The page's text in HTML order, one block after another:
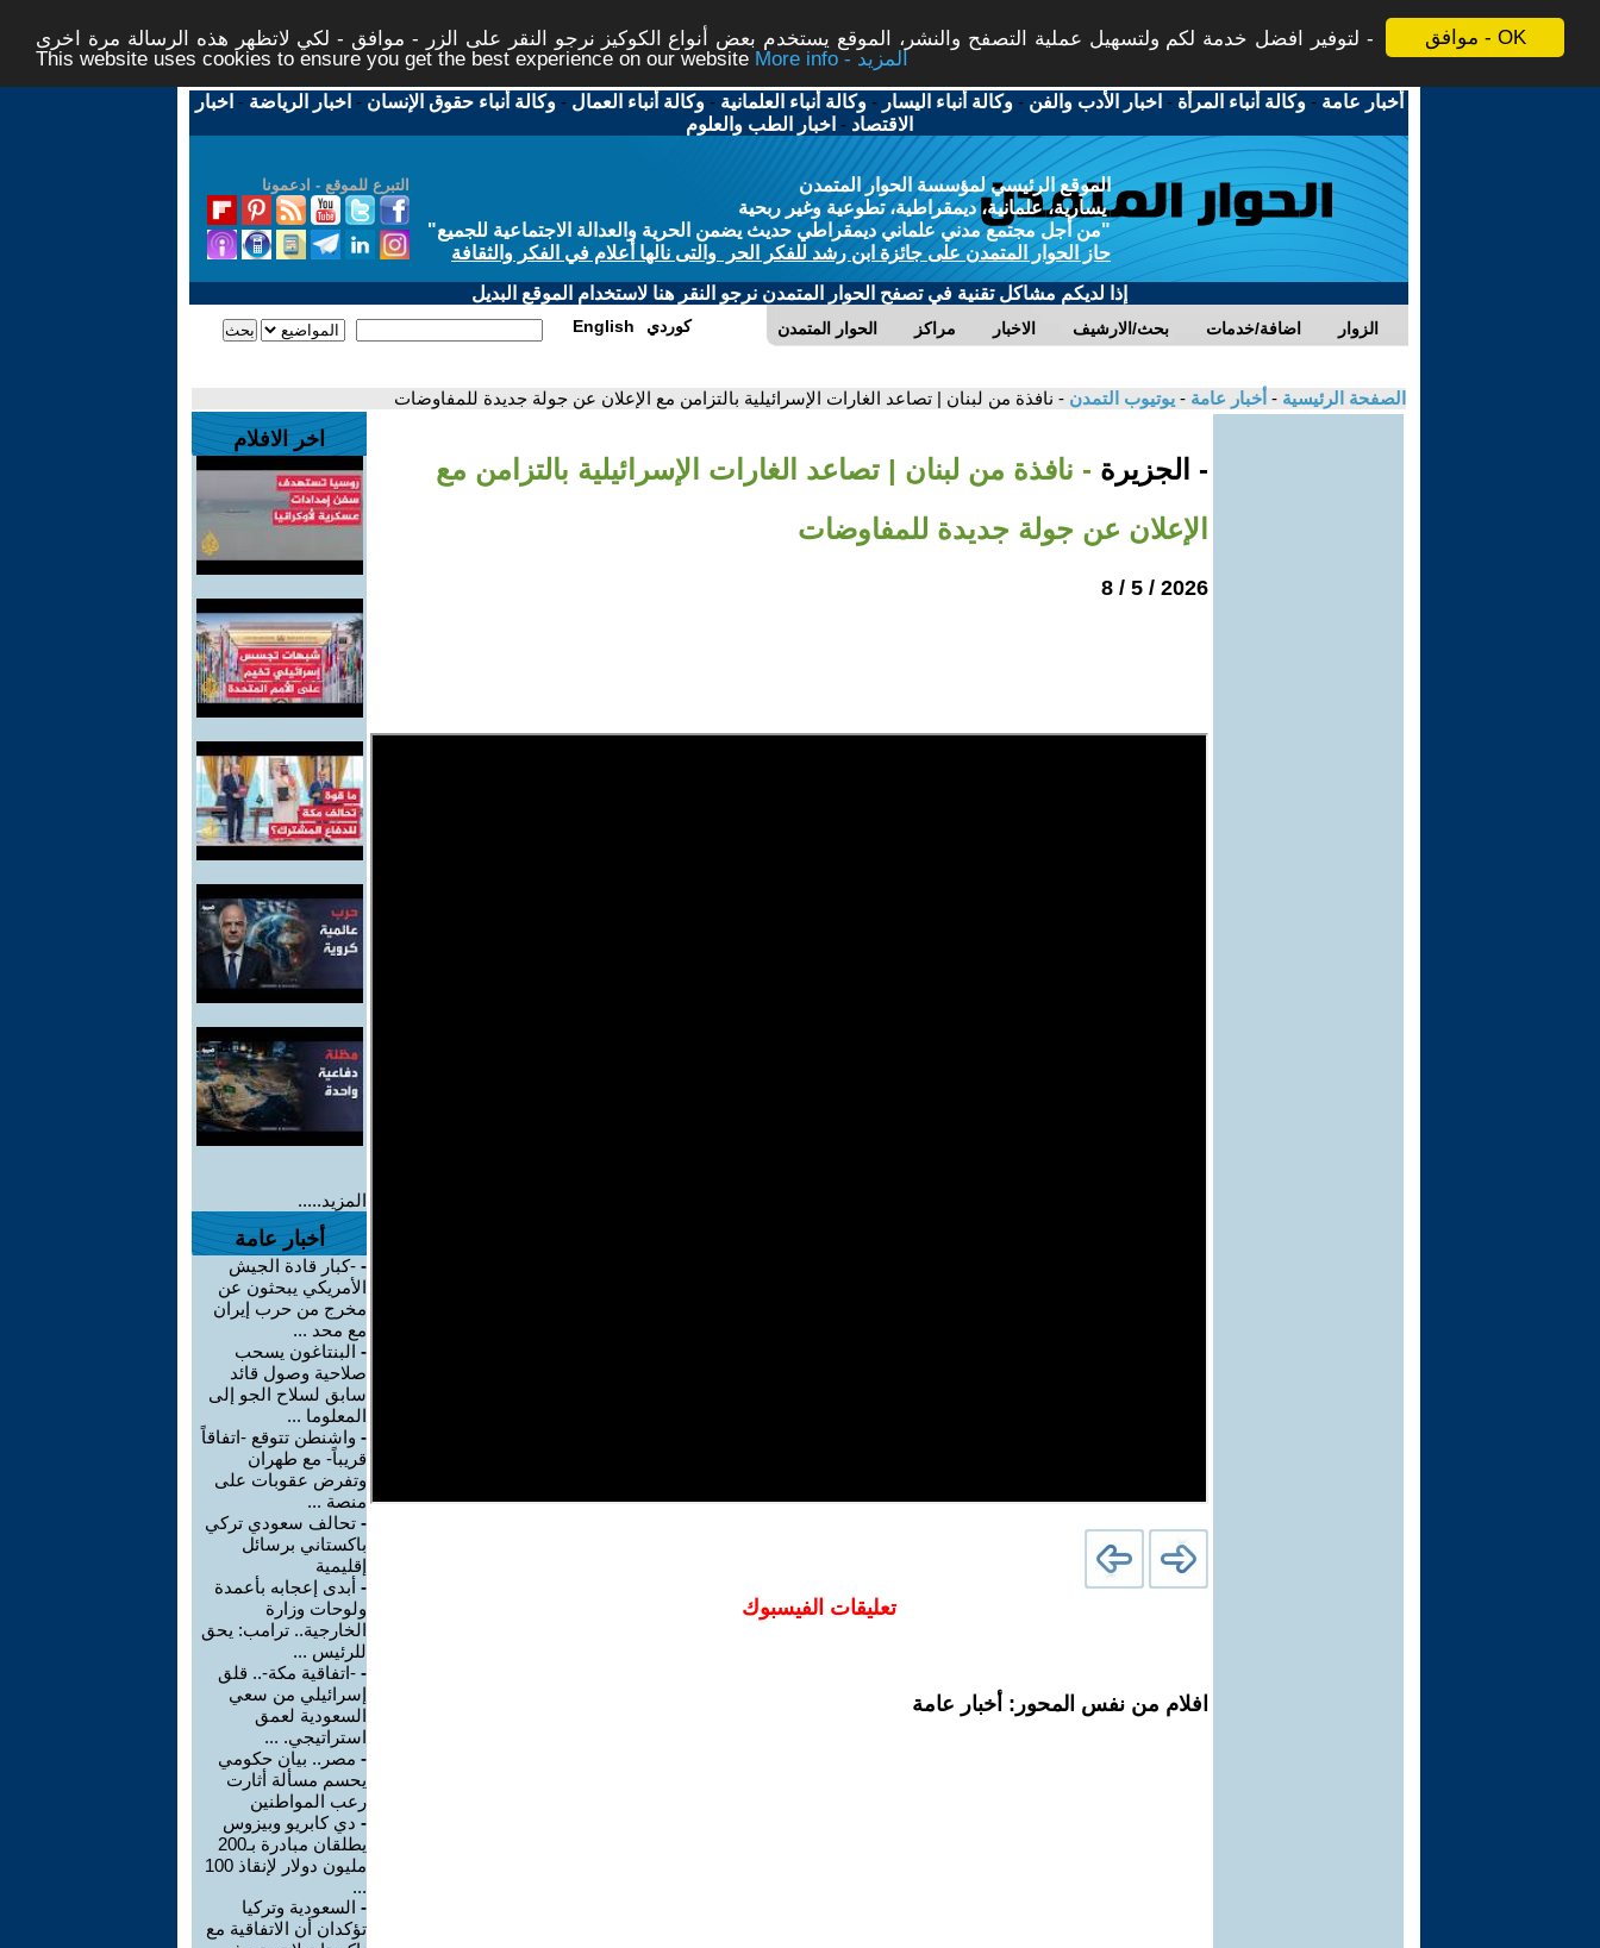
موافق - OK
لتوفير افضل خدمة لكم ولتسهيل عملية التصفح والنشر، الموقع يستخدم بعض أنواع الكوكيز نرجو النقر على الزر - موافق - لكي لاتظهر هذه الرسالة مرة اخرى -
This website uses cookies to ensure you get the best experience on our website
More info - المزيد
أخبار عامة -وكالة أنباء المرأة - اخبار الأدب والفن -وكالة أنباء اليسار -وكالة أنباء العلمانية -وكالة أنباء العمال -وكالة أنباء حقوق الإنسان - اخبار الرياضة - اخبار
الاقتصاد - اخبار الطب والعلوم
التبرع للموقع - ادعمونا
الموقع الرئيسي لمؤسسة الحوار المتمدن
يسارية، علمانية، ديمقراطية، تطوعية وغير ربحية
"من أجل مجتمع مدني علماني ديمقراطي حديث يضمن الحرية والعدالة الاجتماعية للجميع"
حاز الحوار المتمدن على جائزة ابن رشد للفكر الحر والتى نالها أعلام في الفكر والثقافة
إذا لديكم مشاكل تقنية في تصفح الحوار المتمدن نرجو النقر هنا لاستخدام الموقع البديل
الحوار المتمدن مراكز الاخبار بحث/الارشيف اضافة/خدمات الزوار English كوردي
الصفحة الرئيسية - أخبار عامة - يوتيوب التمدن - نافذة من لبنان | تصاعد الغارات الإسرائيلية بالتزامن مع الإعلان عن جولة جديدة للمفاوضات
- الجزيرة - نافذة من لبنان | تصاعد الغارات الإسرائيلية بالتزامن مع
الإعلان عن جولة جديدة للمفاوضات
2026 / 5 / 8
تعليقات الفيسبوك
افلام من نفس المحور: أخبار عامة
اخر الافلام
المزيد.....
أخبار عامة
- -كبار قادة الجيش
الأمريكي يبحثون عن
مخرج من حرب إيران
مع محد ...
- البنتاغون يسحب
صلاحية وصول قائد
سابق لسلاح الجو إلى
المعلوما ...
- واشنطن تتوقع -اتفاقاً
قريباً- مع طهران
وتفرض عقوبات على
منصة ...
- تحالف سعودي تركي
باكستاني برسائل
إقليمية
- أبدى إعجابه بأعمدة
ولوحات وزارة
الخارجية.. ترامب: يحق
للرئيس ...
- -اتفاقية مكة-.. قلق
إسرائيلي من سعي
السعودية لعمق
استراتيجي. ...
- مصر.. بيان حكومي
يحسم مسألة أثارت
رعب المواطنين
- دي كابريو وبيزوس
يطلقان مبادرة بـ200
مليون دولار لإنقاذ 100
...
- السعودية وتركيا
تؤكدان أن الاتفاقية مع